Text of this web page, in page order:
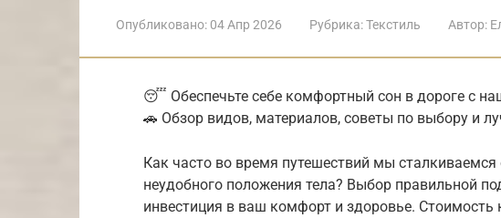
Опубликовано: 04 Апр 2026 Рубрика:Текстиль Автор:
😴 Обеспечьте себе комфортный сон в дороге с
🚗 Обзор видов, материалов, советы по выбору и
Как часто во время путешествий мы
неудобного положения тела? Выбор правильной
инвестиция в ваш комфорт и здоровье.